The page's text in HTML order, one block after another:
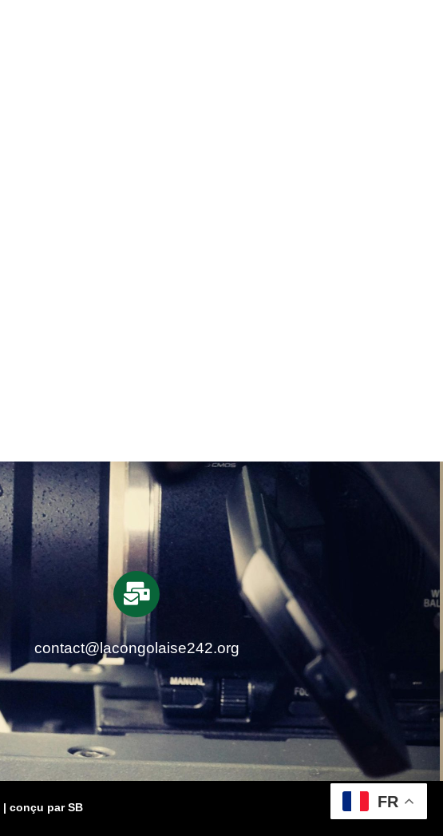
contact@lacongolaise242.org
| conçu par SB FR